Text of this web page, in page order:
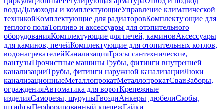
водыДымоходы и комплектующиеУправление климатической
техникойКомплектующие для радиаторовКомплектующие для
теплого полаТопливо и аксессуары для отопительного
оборудованияКомплектующие для печей, каминовАксессуары
для каминов, печейКомплектующие для отопительных котлов,
водонагревателейКанализацияТросы сантехнические,
вантузыПрочистные машиныТрубы, фитинги внутренней
канализацииТрубы, фитинги наружной канализацииЛюки
канализационныеМеталлопрокатМеталлопрокатСваиЗаборы,
огражденияАвтоматика для воротКрепежные
изделияСаморезы, шурупыГвоздиАнкеры, дюбелиСкобы,
штифтыПерфорированный крепежГайки,